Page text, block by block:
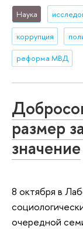
Наука
коррупция
реформа МВД
размер
значение
8 октября в
очередной